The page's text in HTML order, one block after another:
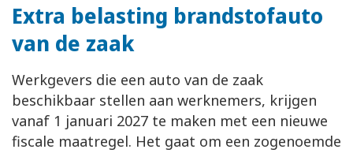
Extra belasting brandstofauto
van de zaak
Werkgevers die een auto van de zaak
beschikbaar stellen aan werknemers, krijgen
vanaf 1 januari 2027 te maken met een nieuwe
fiscale maatregel. Het gaat om een zogenoemde